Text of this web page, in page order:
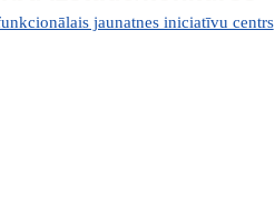
jaunatnes iniciatīvu centrs